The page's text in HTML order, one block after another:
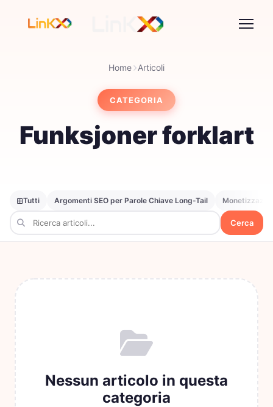
Home Articoli
CATEGORIA
Funksjoner forklart
Tutti Argomenti SEO per Parole Chiave Long-Tail
Cerca
Nessun articolo in questa
categoria